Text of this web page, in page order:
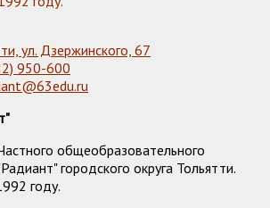
ул. Дзержинского, 67
950-600
общеобразовательного
городского округа Тольятти.
году.